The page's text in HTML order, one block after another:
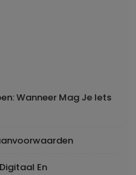
Wanneer Mag Je Iets
En